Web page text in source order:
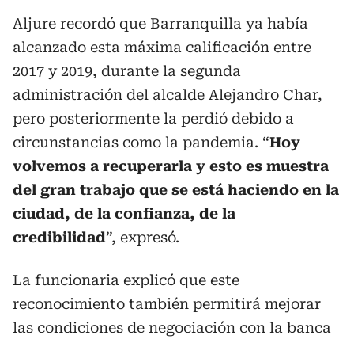
Aljure recordó que Barranquilla ya había
alcanzado esta máxima calificación entre
2017 y 2019, durante la segunda
administración del alcalde Alejandro Char,
pero posteriormente la perdió debido a
circunstancias como la pandemia. “Hoy
volvemos a recuperarla y esto es muestra
del gran trabajo que se está haciendo en la
ciudad, de la confianza, de la
credibilidad”, expresó.
La funcionaria explicó que este
reconocimiento también permitirá mejorar
las condiciones de negociación con la banca